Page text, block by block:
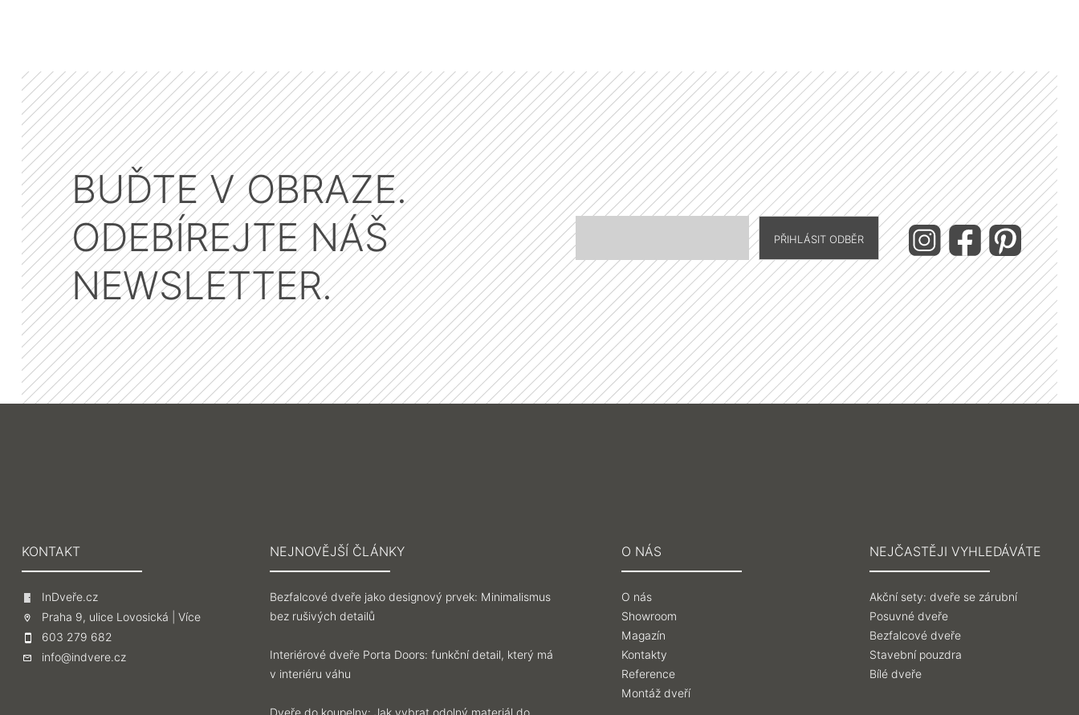
BUĎTE V OBRAZE.
ODEBÍREJTE NÁŠ
NEWSLETTER.
KONTAKT
InDveře.cz
Praha 9, ulice Lovosická | Více
603 279 682
info@indvere.cz
NEJNOVĚJŠÍ ČLÁNKY
Bezfalcové dveře jako designový prvek: Minimalismus
bez rušivých detailů
Interiérové dveře Porta Doors: funkční detail, který má
v interiéru váhu
O NÁS
O nás
Showroom
Magazín
Kontakty
Reference
Montáž dveří
NEJČASTĚJI VYHLEDÁVÁTE
Akční sety: dveře se zárubní
Posuvné dveře
Bezfalcové dveře
Stavební pouzdra
Bílé dveře